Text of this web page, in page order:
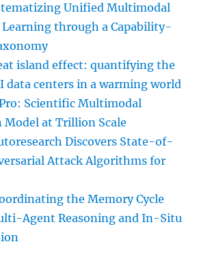
Unified Multimodal
through a Capability-
island effect: quantifying the
data centers in a warming world
Scientific Multimodal
Model at Trillion Scale
Discovers State-of-
Attack Algorithms for
the Memory Cycle
Agent Reasoning and In-Situ